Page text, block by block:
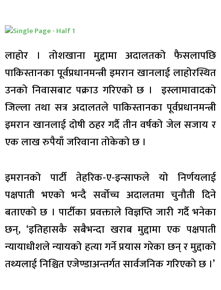
लाहोर । तोशखाना मुद्दामा अदालतको फैसलापछि
पाकिस्तानका पूर्वप्रधानमन्त्री इमरान खानलाई लाहोरस्थित
उनको निवासबाट पक्राउ गरिएको छ । इस्लामावादको
जिल्ला तथा सत्र अदालतले पाकिस्तानका पूर्वप्रधानमन्त्री
इमरान खानलाई दोषी ठहर गर्दै तीन वर्षको जेल सजाय र
एक लाख रुपैयाँ जरिवाना तोकेको छ ।
इमरानको पार्टी तेहरिक-ए-इन्साफले यो निर्णयलाई
पक्षपाती भएको भन्दै सर्वोच्च अदालतमा चुनौती दिने
बताएको छ । पार्टीका प्रवक्ताले विज्ञप्ति जारी गर्दै भनेका
छन्, ‘इतिहासकै सबैभन्दा खराब मुद्दामा एक पक्षपाती
न्यायाधीशले न्यायको हत्या गर्ने प्रयास गरेका छन् र मुद्दाको
तथ्यलाई निश्चित एजेण्डाअन्तर्गत सार्वजनिक गरिएको छ ।’